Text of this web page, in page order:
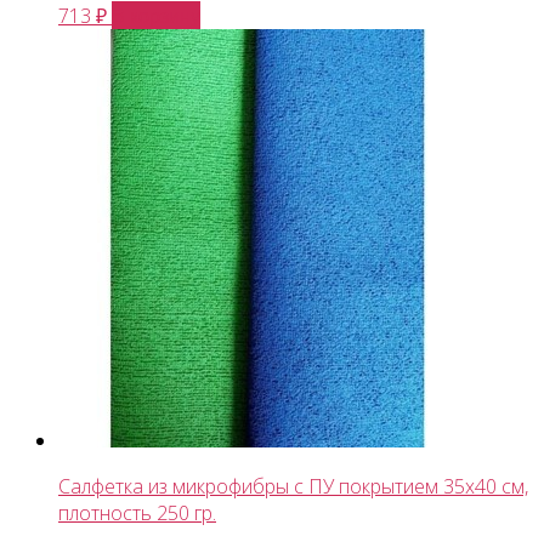
713 ₽
Салфетка из микрофибры с ПУ покрытием 35х40 см,
плотность 250 гр.